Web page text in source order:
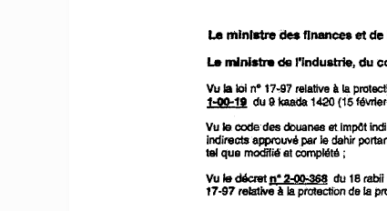
Le mlntstre des flnances et de
Le mlnl.tre de "lndu8trie.. du
Vu la 101 n" 17-~97 relatiVe à la
1=00-19 du 9 kaada 1420 ("15 fevrier
Vu le code des douanes etlmpOt
Indirectaapprouvépar le dahir
tel que mod"rfié et complété ;
Vu le décret n° 2-()();.368 du 18 rabji
17-97 relativeil la pi'oteCflon de la